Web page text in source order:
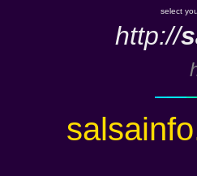
select
http://